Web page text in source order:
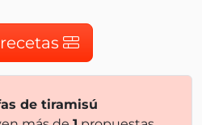
de tiramisú